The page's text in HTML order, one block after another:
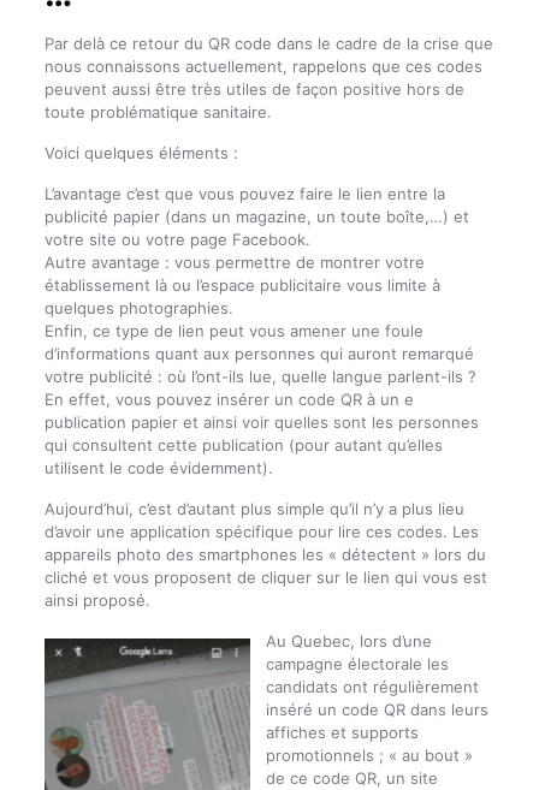
Par delà ce retour du QR code dans le cadre de la crise que
nous connaissons actuellement, rappelons que ces codes
peuvent aussi être très utiles de façon positive hors de
toute problématique sanitaire.
Voici quelques éléments :
L’avantage c’est que vous pouvez faire le lien entre la
publicité papier (dans un magazine, un toute boîte,…) et
votre site ou votre page Facebook.
Autre avantage : vous permettre de montrer votre
établissement là ou l’espace publicitaire vous limite à
quelques photographies.
Enfin, ce type de lien peut vous amener une foule
d’informations quant aux personnes qui auront remarqué
votre publicité : où l’ont-ils lue, quelle langue parlent-ils ?
En effet, vous pouvez insérer un code QR à un e
publication papier et ainsi voir quelles sont les personnes
qui consultent cette publication (pour autant qu’elles
utilisent le code évidemment).
Aujourd’hui, c’est d’autant plus simple qu’il n’y a plus lieu
d’avoir une application spécifique pour lire ces codes. Les
appareils photo des smartphones les « détectent » lors du
cliché et vous proposent de cliquer sur le lien qui vous est
ainsi proposé.
Au Quebec, lors d’une
campagne électorale les
candidats ont régulièrement
inséré un code QR dans leurs
affiches et supports
promotionnels ; « au bout »
de ce code QR, un site